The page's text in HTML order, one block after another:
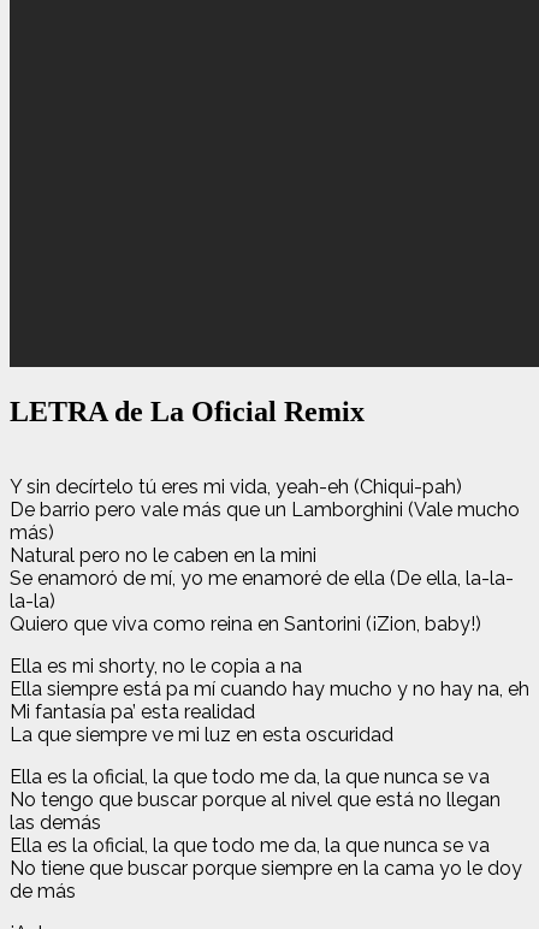
LETRA de La Oficial Remix
Y sin decírtelo tú eres mi vida, yeah-eh (Chiqui-pah)
De barrio pero vale más que un Lamborghini (Vale mucho
más)
Natural pero no le caben en la mini
Se enamoró de mí, yo me enamoré de ella (De ella, la-la-
la-la)
Quiero que viva como reina en Santorini (¡Zion, baby!)
Ella es mi shorty, no le copia a na
Ella siempre está pa mí cuando hay mucho y no hay na, eh
Mi fantasía pa’ esta realidad
La que siempre ve mi luz en esta oscuridad
Ella es la oficial, la que todo me da, la que nunca se va
No tengo que buscar porque al nivel que está no llegan
las demás
Ella es la oficial, la que todo me da, la que nunca se va
No tiene que buscar porque siempre en la cama yo le doy
de más